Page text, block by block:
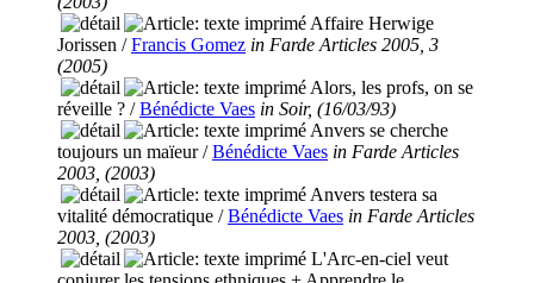
Affaire Herwige
Jorissen /Francis Gomez in Farde Articles 2005, 3
(2005)
Alors, les profs, on se
réveille ? /Bénédicte Vaes in Soir, (16/03/93)
Anvers se cherche
toujours un maïeur/Bénédicte Vaes in Farde Articles
2003, (2003)
Anvers testera sa
vitalité démocratique /Bénédicte Vaes in Farde Articles
2003, (2003)
L'Arc-en-ciel veut